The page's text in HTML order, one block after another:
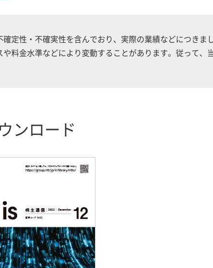
定性・不確実性を含んでおり、実際の業績などにつきま
料金水準などにより変動することがあります。従って、
ンロード